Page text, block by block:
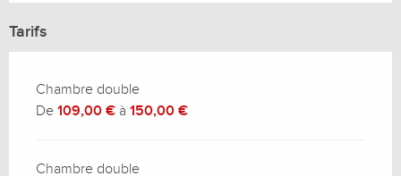
Tarifs
Chambre double
De 109,00 € à 150,00 €
Chambre double